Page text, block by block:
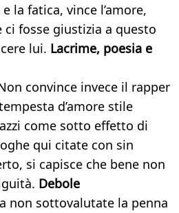
la fatica, vince l’amore,
ci fosse giustizia a questo
lui. Lacrime, poesia e
convince invece il rapper
d’amore stile
come sotto effetto di
qui citate con sin
si capisce che bene non
Debole
non sottovalutate la penna